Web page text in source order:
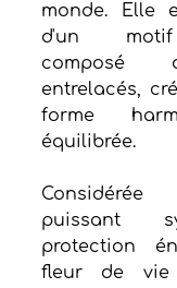
monde. Elle
d'un motif
composé
entrelacés,
forme
équilibrée.
puissant
protection
fleur de vie